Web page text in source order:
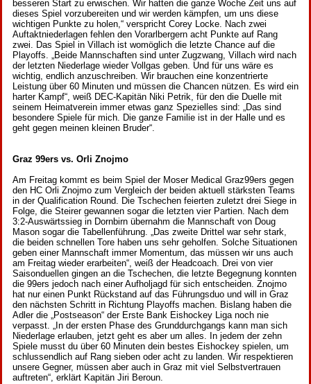
besseren Start zu erwischen. Wir hatten die ganze Woche Zeit uns auf
dieses Spiel vorzubereiten und wir werden kämpfen, um uns diese
wichtigen Punkte zu holen,“ verspricht Corey Locke. Nach zwei
Auftaktniederlagen fehlen den Vorarlbergern acht Punkte auf Rang
zwei. Das Spiel in Villach ist womöglich die letzte Chance auf die
Playoffs. „Beide Mannschaften sind unter Zugzwang, Villach wird nach
der letzten Niederlage wieder Vollgas geben. Und für uns wäre es
wichtig, endlich anzuschreiben. Wir brauchen eine konzentrierte
Leistung über 60 Minuten und müssen die Chancen nützen. Es wird ein
harter Kampf“, weiß DEC-Kapitän Niki Petrik, für den die Duelle mit
seinem Heimatverein immer etwas ganz Spezielles sind: „Das sind
besondere Spiele für mich. Die ganze Familie ist in der Halle und es
geht gegen meinen kleinen Bruder“.
Graz 99ers vs. Orli Znojmo
Am Freitag kommt es beim Spiel der Moser Medical Graz99ers gegen
den HC Orli Znojmo zum Vergleich der beiden aktuell stärksten Teams
in der Qualification Round. Die Tschechen feierten zuletzt drei Siege in
Folge, die Steirer gewannen sogar die letzten vier Partien. Nach dem
3:2-Auswärtssieg in Dornbirn übernahm die Mannschaft von Doug
Mason sogar die Tabellenführung. „Das zweite Drittel war sehr stark,
die beiden schnellen Tore haben uns sehr geholfen. Solche Situationen
geben einer Mannschaft immer Momentum, das müssen wir uns auch
am Freitag wieder erarbeiten“, weiß der Headcoach. Drei von vier
Saisonduellen gingen an die Tschechen, die letzte Begegnung konnten
die 99ers jedoch nach einer Aufholjagd für sich entscheiden. Znojmo
hat nur einen Punkt Rückstand auf das Führungsduo und will in Graz
den nächsten Schritt in Richtung Playoffs machen. Bislang haben die
Adler die „Postseason“ der Erste Bank Eishockey Liga noch nie
verpasst. „In der ersten Phase des Grunddurchgangs kann man sich
Niederlage erlauben, jetzt geht es aber um alles. In jedem der zehn
Spiele musst du über 60 Minuten dein bestes Eishockey spielen, um
schlussendlich auf Rang sieben oder acht zu landen. Wir respektieren
unsere Gegner, müssen aber auch in Graz mit viel Selbstvertrauen
auftreten“, erklärt Kapitän Jiri Beroun.